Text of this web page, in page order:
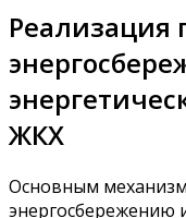
Реализация
ЖКХ
Основным
энергосбережению